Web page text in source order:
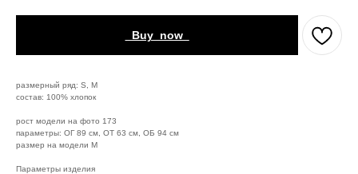
_Buy_now_
размерный ряд: S, M
состав: 100% хлопок
рост модели на фото 173
параметры: ОГ 89 см, ОТ 63 см, ОБ 94 см
размер на модели M
Параметры изделия